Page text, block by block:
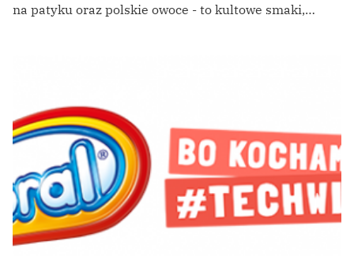
na patyku oraz polskie owoce - to kultowe smaki,…